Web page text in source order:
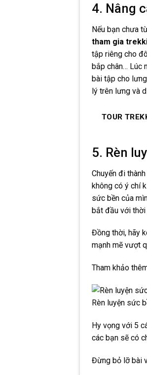
4. Nâng
Nếu bạn chưa
tham gia
tập riêng cho
bắp chân… Lúc
bài tập cho
lý trên lưng và
TOUR
5. Rèn
Chuyến đi
không có ý chí
sức bền của
bắt đầu với thời
Đồng thời, hãy
mạnh mẽ vượt
Tham khảo
Rèn luyện sức
Hy vọng với 5
các bạn sẽ có
Đừng bỏ lỡ bài